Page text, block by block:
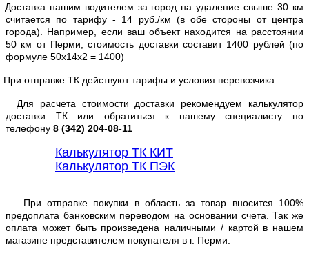
Доставка нашим водителем за город на удаление свыше 30 км
считается по тарифу - 14 руб./км (в обе стороны от центра
города). Например, если ваш объект находится на расстоянии
50 км от Перми, стоимость доставки составит 1400 рублей (по
формуле 50х14х2 = 1400)
При отправке ТК действуют тарифы и условия перевозчика.
Для расчета стоимости доставки рекомендуем калькулятор
доставки ТК или обратиться к нашему специалисту по
телефону 8 (342) 204-08-11
Калькулятор ТК КИТ
Калькулятор ТК ПЭК
При отправке покупки в область за товар вносится 100%
предоплата банковским переводом на основании счета. Так же
оплата может быть произведена наличными / картой в нашем
магазине представителем покупателя в г. Перми.